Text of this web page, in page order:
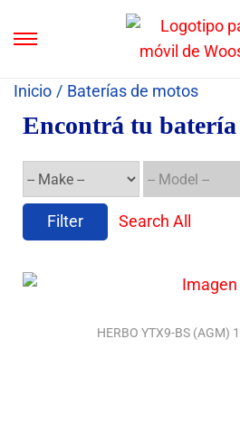
Inicio / Baterías de motos
Encontrá tu batería
Filter Search All
HERBO YTX9-BS